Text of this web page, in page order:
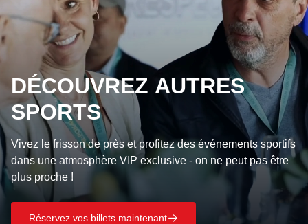
DÉCOUVREZ AUTRES
SPORTS
Vivez le frisson de près et profitez des événements sportifs
dans une atmosphère VIP exclusive - on ne peut pas être
plus proche !
Réservez vos billets maintenant􀄫